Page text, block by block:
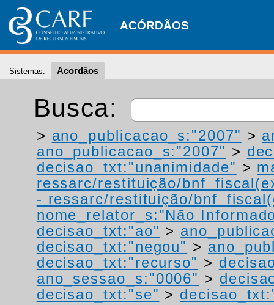
ACÓRDÃOS
Sistemas: Acordãos
Busca:
> ano_publicacao_s:"2007" >
ano_publicacao_s:"2007" >
decisao_txt:"unanimidade" >
ressarc/restituição/
- ressarc/restituição/
nome_relator_s:"Não
decisao_txt:"ao" >
decisao_txt:"negou" >
decisao_txt:"recurso" >
ano_sessao_s:"0006" >
decisao_txt:"se" >